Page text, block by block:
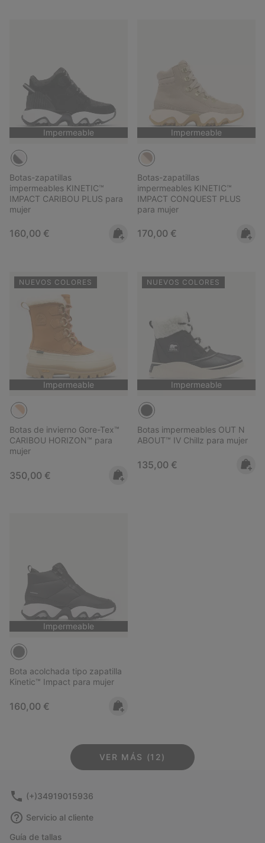
Impermeable
Botas-zapatillas
impermeables KINETIC™
IMPACT CARIBOU PLUS para
mujer
Regular price:
160,00 €
Impermeable
Botas-zapatillas
impermeables KINETIC™
IMPACT CONQUEST PLUS
para mujer
Regular price:
170,00 €
NUEVOS COLORES
Impermeable
Botas de invierno Gore-Tex™
CARIBOU HORIZON™ para
mujer
Regular price:
350,00 €
NUEVOS COLORES
Impermeable
Botas impermeables OUT N
ABOUT™ IV Chillz para mujer
Regular price:
135,00 €
Impermeable
Bota acolchada tipo zapatilla
Kinetic™ Impact para mujer
Regular price:
160,00 €
VER MÁS (12)
(+)34919015936
Servicio al cliente
Guía de tallas